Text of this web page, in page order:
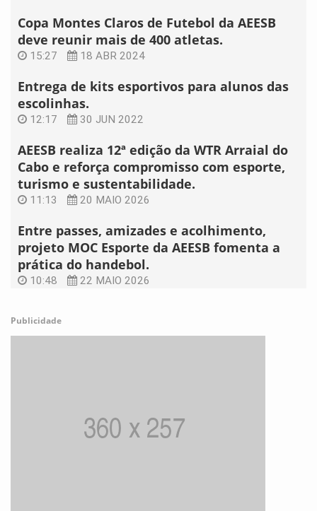
Copa Montes Claros de Futebol da AEESB
deve reunir mais de 400 atletas.
15:27 18 ABR 2024
Entrega de kits esportivos para alunos das
escolinhas.
12:17 30 JUN 2022
AEESB realiza 12ª edição da WTR Arraial do
Cabo e reforça compromisso com esporte,
turismo e sustentabilidade.
11:13 20 MAIO 2026
Entre passes, amizades e acolhimento,
projeto MOC Esporte da AEESB fomenta a
prática do handebol.
10:48 22 MAIO 2026
Publicidade